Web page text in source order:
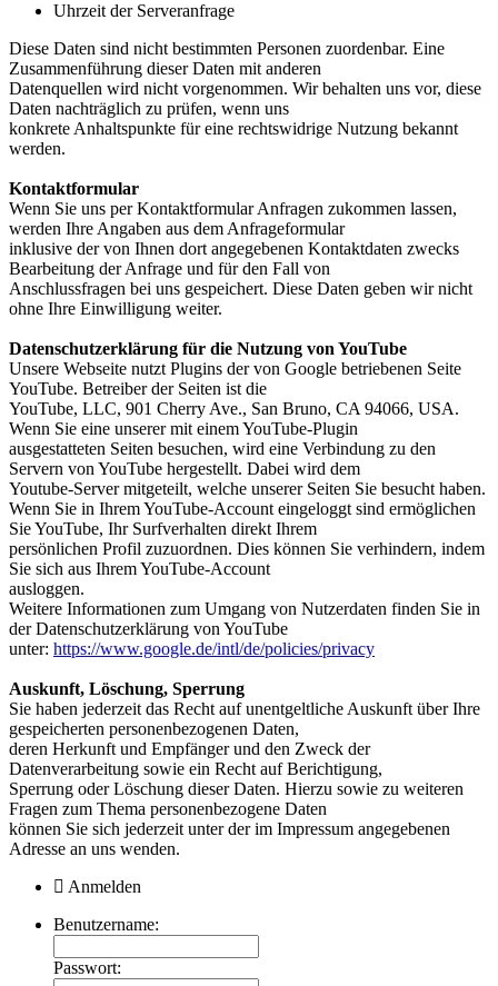
Uhrzeit der Serveranfrage
Diese Daten sind nicht bestimmten Personen zuordenbar. Eine
Zusammenführung dieser Daten mit anderen
Datenquellen wird nicht vorgenommen. Wir behalten uns vor, diese
Daten nachträglich zu prüfen, wenn uns
konkrete Anhaltspunkte für eine rechtswidrige Nutzung bekannt
werden.
Kontaktformular
Wenn Sie uns per Kontaktformular Anfragen zukommen lassen,
werden Ihre Angaben aus dem Anfrageformular
inklusive der von Ihnen dort angegebenen Kontaktdaten zwecks
Bearbeitung der Anfrage und für den Fall von
Anschlussfragen bei uns gespeichert. Diese Daten geben wir nicht
ohne Ihre Einwilligung weiter.
Datenschutzerklärung für die Nutzung von YouTube
Unsere Webseite nutzt Plugins der von Google betriebenen Seite
YouTube. Betreiber der Seiten ist die
YouTube, LLC, 901 Cherry Ave., San Bruno, CA 94066, USA.
Wenn Sie eine unserer mit einem YouTube-Plugin
ausgestatteten Seiten besuchen, wird eine Verbindung zu den
Servern von YouTube hergestellt. Dabei wird dem
Youtube-Server mitgeteilt, welche unserer Seiten Sie besucht haben.
Wenn Sie in Ihrem YouTube-Account eingeloggt sind ermöglichen
Sie YouTube, Ihr Surfverhalten direkt Ihrem
persönlichen Profil zuzuordnen. Dies können Sie verhindern, indem
Sie sich aus Ihrem YouTube-Account
ausloggen.
Weitere Informationen zum Umgang von Nutzerdaten finden Sie in
der Datenschutzerklärung von YouTube
unter: https://www.google.de/intl/de/policies/privacy
Auskunft, Löschung, Sperrung
Sie haben jederzeit das Recht auf unentgeltliche Auskunft über Ihre
gespeicherten personenbezogenen Daten,
deren Herkunft und Empfänger und den Zweck der
Datenverarbeitung sowie ein Recht auf Berichtigung,
Sperrung oder Löschung dieser Daten. Hierzu sowie zu weiteren
Fragen zum Thema personenbezogene Daten
können Sie sich jederzeit unter der im Impressum angegebenen
Adresse an uns wenden.
Anmelden
Benutzername:
Passwort: